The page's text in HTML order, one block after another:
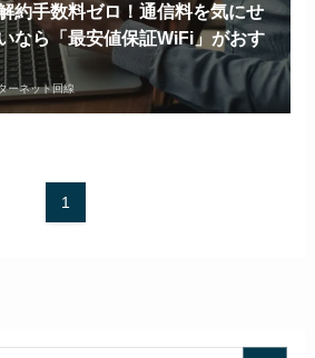
約手数料ゼロ！通信料を気にせ
なら「最安値保証WiFi」がおす
ーネット回線
1